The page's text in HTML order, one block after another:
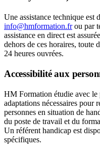
Une assistance technique est
info@hmformation.frou par
assistance en direct est
dehors de ces horaires, toute
24 heures ouvrées.
Accessibilité aux
HM Formation étudie avec le
adaptations nécessaires pour
personnes en situation de
du poste de travail et du
Un référent handicap est
spécifiques.